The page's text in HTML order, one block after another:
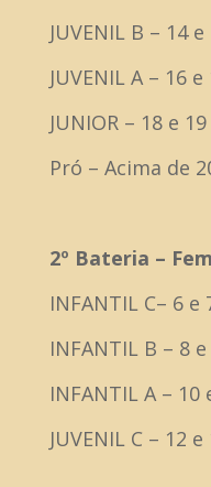
JUVENIL B – 14
JUVENIL A – 16
JUNIOR – 18 e
Pró – Acima de
2º Bateria –
INFANTIL C– 6 e
INFANTIL B – 8
INFANTIL A – 10
JUVENIL C – 12